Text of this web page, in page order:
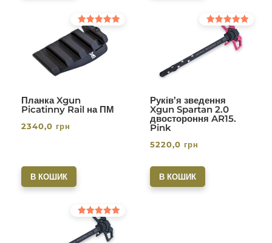
Планка Xgun
Picatinny Rail на ПМ
Оцінено в
5.00
з 5
2340,0 грн
В КОШИК
Руків’я зведення
Xgun Spartan 2.0
двостороння AR15.
Pink
Оцінено в
з 5
5220,0 грн
В КОШИК
Оцінено в
з 5